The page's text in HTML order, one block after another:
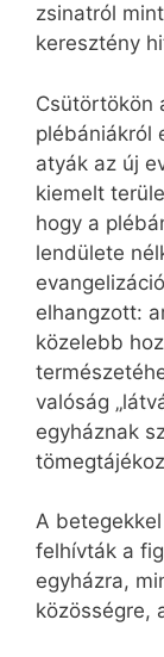
zsinatról
keresztény
Csütörtökön
plébániákról
atyák az új
kiemelt
hogy a
lendülete
elhangzott:
közelebb
valóság
egyháznak
A
felhívták a
egyházra,
közösségre,